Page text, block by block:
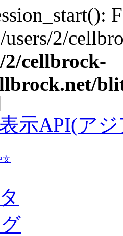
users/2/
2/cellbrock-
示API(アジ
文